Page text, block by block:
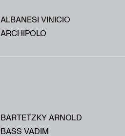
ALBANESI VINICIO
ARCHIPOLO
BARTETZKY ARNOLD
BASS VADIM